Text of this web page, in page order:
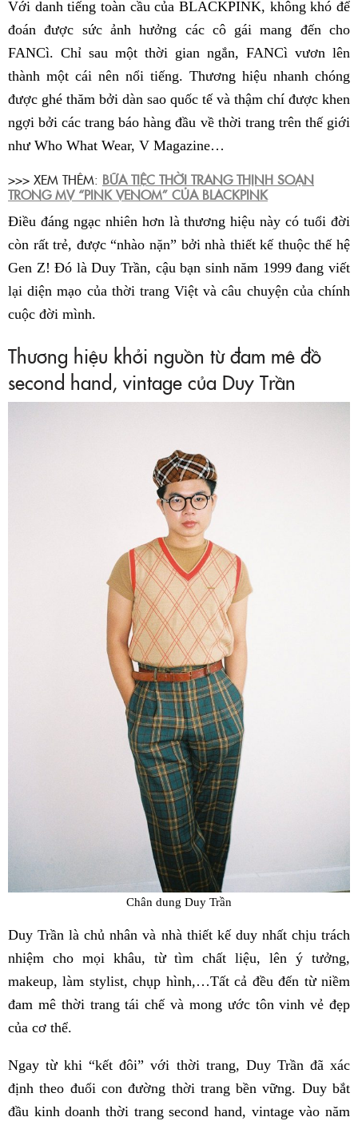
Với danh tiếng toàn cầu của BLACKPINK, không khó để
đoán được sức ảnh hưởng các cô gái mang đến cho
FANCì. Chỉ sau một thời gian ngắn, FANCì vươn lên
thành một cái nên nổi tiếng. Thương hiệu nhanh chóng
được ghé thăm bởi dàn sao quốc tế và thậm chí được khen
ngợi bởi các trang báo hàng đầu về thời trang trên thế giới
như Who What Wear, V Magazine…
>>> XEM THÊM: BỮA TIỆC THỜI TRANG THỊNH SOẠN
TRONG MV “PINK VENOM” CỦA BLACKPINK
Điều đáng ngạc nhiên hơn là thương hiệu này có tuổi đời
còn rất trẻ, được “nhào nặn” bởi nhà thiết kế thuộc thế hệ
Gen Z! Đó là Duy Trần, cậu bạn sinh năm 1999 đang viết
lại diện mạo của thời trang Việt và câu chuyện của chính
cuộc đời mình.
Thương hiệu khởi nguồn từ đam mê đồ
second hand, vintage của Duy Trần
Chân dung Duy Trần
Duy Trần là chủ nhân và nhà thiết kế duy nhất chịu trách
nhiệm cho mọi khâu, từ tìm chất liệu, lên ý tưởng,
makeup, làm stylist, chụp hình,…Tất cả đều đến từ niềm
đam mê thời trang tái chế và mong ước tôn vinh vẻ đẹp
của cơ thể.
Ngay từ khi “kết đôi” với thời trang, Duy Trần đã xác
định theo đuổi con đường thời trang bền vững. Duy bắt
đầu kinh doanh thời trang second hand, vintage vào năm